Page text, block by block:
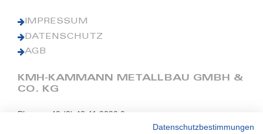
IMPRESSUM
DATENSCHUTZ
AGB
KMH-KAMMANN METALLBAU GMBH &
CO. KG
Phone: +49 (0) 42 41 9390 0
Datenschutzbestimmungen